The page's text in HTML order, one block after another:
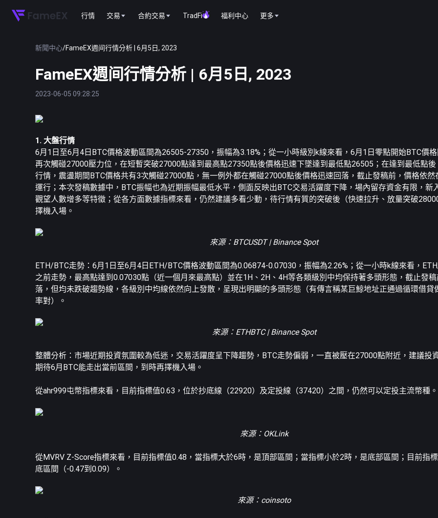
行情 交易 合約交易 TradFi 福利中心 更多
新聞中心/FameEX週间行情分析 | 6月5日, 2023
FameEX週间行情分析 | 6月5日, 2023
2023-06-05 09:28:25
1. 大盤行情
6月1日至6月4日 BTC價格波動區間為26505-27350，振幅為3.18%；從一小時級別k線來看，6月1日零點開始BTC價格
再次觸碰27000壓力位，在短暫突破27000點達到最高點27350點後價格迅速下墜達到最低點26505；在達到最低點
行情，震盪期間BTC價格共有3次觸碰27000點，無一例外都在觸碰27000點後價格迅速回落，截止發稿前，價格依然
運行；本次發稿數據中，BTC振幅也為近期振幅最低水平，側面反映出BTC交易活躍度下降，場內留存資金有限，新
觀望人數增多等特徵；從各方面數據指標來看，仍然建議多看少動，待行情有質的突破後（快速拉升、放量突破
擇機入場。
來源：BTCUSDT | Binance Spot
ETH/BTC走勢：6月1日至6月4日ETH/BTC價格波動區間為0.06874-0.07030，振幅為2.26%；從一小時k線來看，
之前走勢，最高點達到0.07030點（近一個月來最高點）並在1H、2H、4H等各類級別中均保持著多頭形態，截止發
落，但均未跌破趨勢線，各級別中均線依然向上發散，呈現出明顯的多頭形態（有傳言稱某巨鯨地址正通過循環借貸
率對）。
來源：ETHBTC | Binance Spot
整體分析：市場近期投資氛圍較為低迷，交易活躍度呈下降趨勢，BTC走勢偏弱，一直被壓在27000點附近，建議投
期待6月BTC能走出當前區間，到時再擇機入場。
從ahr999屯幣指標來看，目前指標值0.63，位於抄底線（22920）及定投線（37420）之間，仍然可以定投主流幣種。
來源：OKLink
從MVRV Z-Score指標來看，目前指標值0.48，當指標大於6時，是頂部區間；當指標小於2時，是底部區間；目前指
底區間（-0.47到0.09）。
來源：coinsoto